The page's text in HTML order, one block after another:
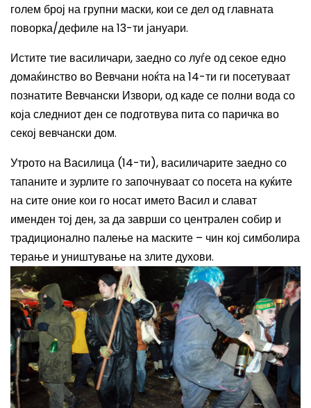
голем број на групни маски, кои се дел од главната
поворка/дефиле на 13-ти јануари.
Истите тие василичари, заедно со луѓе од секое едно
домаќинство во Вевчани ноќта на 14-ти ги посетуваат
познатите Вевчански Извори, од каде се полни вода со
која следниот ден се подготвува пита со паричка во
секој вевчански дом.
Утрото на Василица (14-ти), василичарите заедно со
тапаните и зурлите го започнуваат со посета на куќите
на сите оние кои го носат името Васил и слават
именден тој ден, за да заврши со централен собир и
традиционално палење на маските – чин кој симболира
терање и уништување на злите духови.